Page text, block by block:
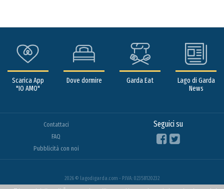
Scarica App
"IO AMO"
Dove dormire Garda Eat
Lago di Garda
News
Contattaci
FAQ
Pubblicità con noi
Seguici su
2026 © lagodigarda.com - P.IVA: 02358120232